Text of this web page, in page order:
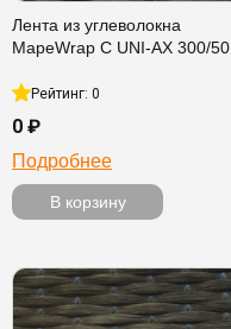
Лента из углеволокна
MapeWrap C UNI-AX 300/50
Рейтинг: 0
0 ₽
Подробнее
В корзину